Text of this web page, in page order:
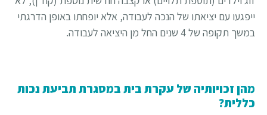
ייפגעו עם יציאתו של הנכה לעבודה, אלא יופחתו באופן הדרגתי
במשך תקופה של 4 שנים החל מן היציאה לעבודה.
מהן זכויותיה של עקרת בית במסגרת תביעת נכות
כללית?